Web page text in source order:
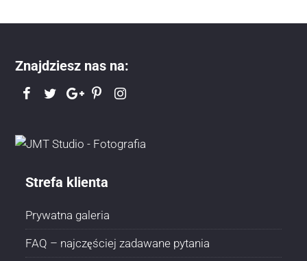
Znajdziesz nas na:
Strefa klienta
Prywatna galeria
FAQ – najczęściej zadawane pytania